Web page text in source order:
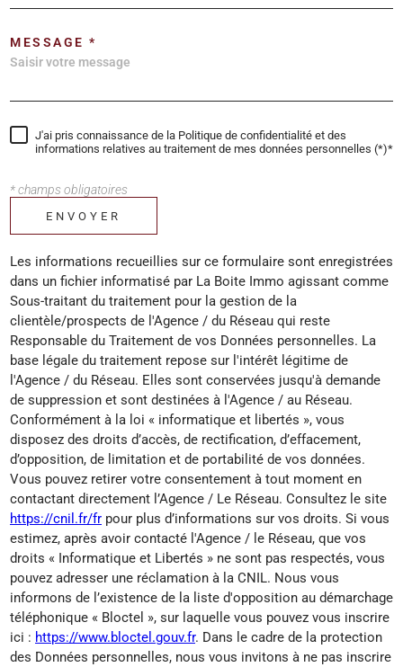
MESSAGE *
J'ai pris connaissance de la Politique de confidentialité et des
informations relatives au traitement de mes données personnelles (*)*
* champs obligatoires
ENVOYER
Les informations recueillies sur ce formulaire sont enregistrées
dans un fichier informatisé par La Boite Immo agissant comme
Sous-traitant du traitement pour la gestion de la
clientèle/prospects de l'Agence / du Réseau qui reste
Responsable du Traitement de vos Données personnelles. La
base légale du traitement repose sur l'intérêt légitime de
l'Agence / du Réseau. Elles sont conservées jusqu'à demande
de suppression et sont destinées à l'Agence / au Réseau.
Conformément à la loi « informatique et libertés », vous
disposez des droits d’accès, de rectification, d’effacement,
d’opposition, de limitation et de portabilité de vos données.
Vous pouvez retirer votre consentement à tout moment en
contactant directement l’Agence / Le Réseau. Consultez le site
https://cnil.fr/fr pour plus d’informations sur vos droits. Si vous
estimez, après avoir contacté l'Agence / le Réseau, que vos
droits « Informatique et Libertés » ne sont pas respectés, vous
pouvez adresser une réclamation à la CNIL. Nous vous
informons de l’existence de la liste d'opposition au démarchage
téléphonique « Bloctel », sur laquelle vous pouvez vous inscrire
ici : https://www.bloctel.gouv.fr. Dans le cadre de la protection
des Données personnelles, nous vous invitons à ne pas inscrire